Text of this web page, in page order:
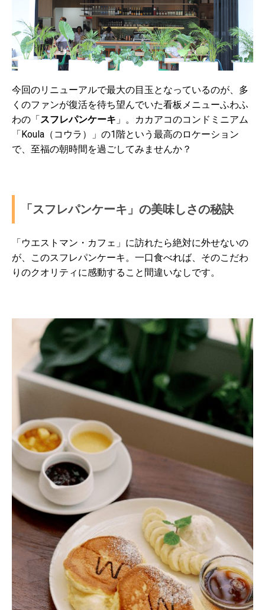
今回のリニューアルで最大の目玉となっているのが、多
くのファンが復活を待ち望んでいた看板メニューふわふ
わの「スフレパンケーキ 」。カカアコのコンドミニアム
「Koula（コウラ）」の1階という最高のロケーション
で、至福の朝時間を過ごしてみませんか？
「スフレパンケーキ」の美味しさの秘訣
「ウエストマン・カフェ」に訪れたら絶対に外せないの
が、このスフレパンケーキ。一口食べれば、そのこだわ
りのクオリティに感動すること間違いなしです。